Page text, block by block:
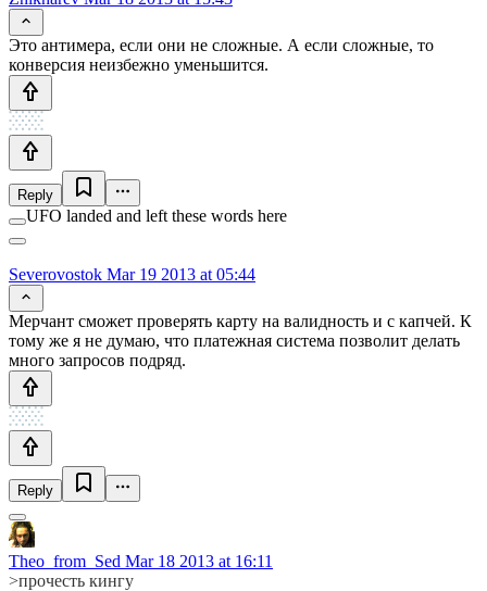
Это антимера, если они не сложные. А если сложные, то
конверсия неизбежно уменьшится.
Reply
UFO landed and left these words here
Severovostok Mar 19 2013 at 05:44
Мерчант сможет проверять карту на валидность и с капчей. К
тому же я не думаю, что платежная система позволит делать
много запросов подряд.
Reply
Theo_from_Sed Mar 18 2013 at 16:11
>прочесть кингу